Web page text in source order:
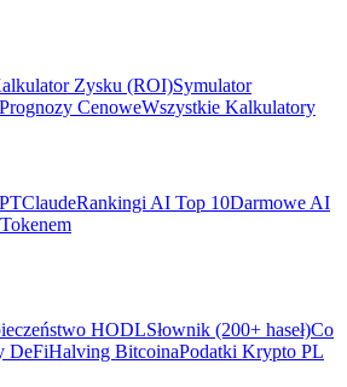
Zysku (ROI)Symulator
Prognozy CenoweWszystkie Kalkulatory
ClaudeRankingi AI Top 10Darmowe AI
HODLSłownik (200+ haseł)Co
DeFiHalving BitcoinaPodatki Krypto PL